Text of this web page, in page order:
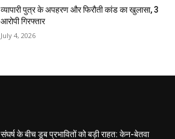
व्यापारी पुत्र के अपहरण और फिरौती कांड का खुलासा, 3
आरोपी गिरफ्तार
July 4, 2026
संघर्ष के बीच डूब प्रभावितों को बड़ी राहत: केन-बेतवा